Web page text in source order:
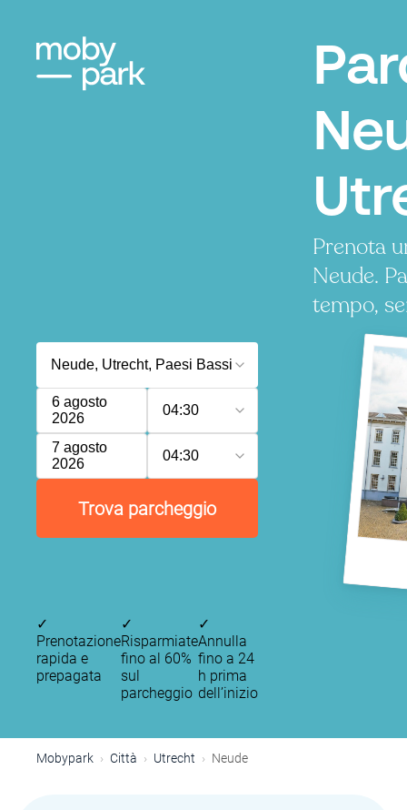
Prenota
Neude.
tempo,
6 agosto
2026
04:30
7 agosto
2026
04:30
Trova parcheggio
✓
Prenotazione
rapida e
prepagata
✓
Risparmiate
fino al 60%
sul
parcheggio
✓
Annulla
fino a 24
h prima
dell’inizio
Mobypark Città Utrecht Neude